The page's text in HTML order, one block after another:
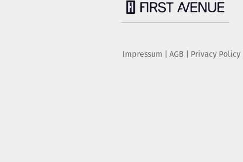
Impressum AGB Privacy Policy|